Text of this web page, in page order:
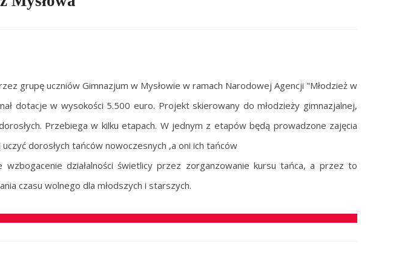
grupę uczniów Gimnazjum w Mysłowie w ramach Narodowej Agencji "Młodzież w
dotacje w wysokości 5.500 euro. Projekt skierowany do młodzieży gimnazjalnej,
Przebiega w kilku etapach. W jednym z etapów będą prowadzone zajęcia
dorosłych tańców nowoczesnych ,a oni ich tańców
wzbogacenie działalności świetlicy przez zorganzowanie kursu tańca, a przez to
czasu wolnego dla młodszych i starszych.